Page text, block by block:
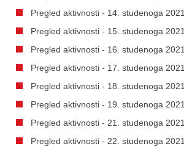
Pregled aktivnosti - 14. studenoga 2021.
Pregled aktivnosti - 15. studenoga 2021.
Pregled aktivnosti - 16. studenoga 2021.
Pregled aktivnosti - 17. studenoga 2021.
Pregled aktivnosti - 18. studenoga 2021.
Pregled aktivnosti - 19. studenoga 2021.
Pregled aktivnosti - 21. studenoga 2021.
Pregled aktivnosti - 22. studenoga 2021.